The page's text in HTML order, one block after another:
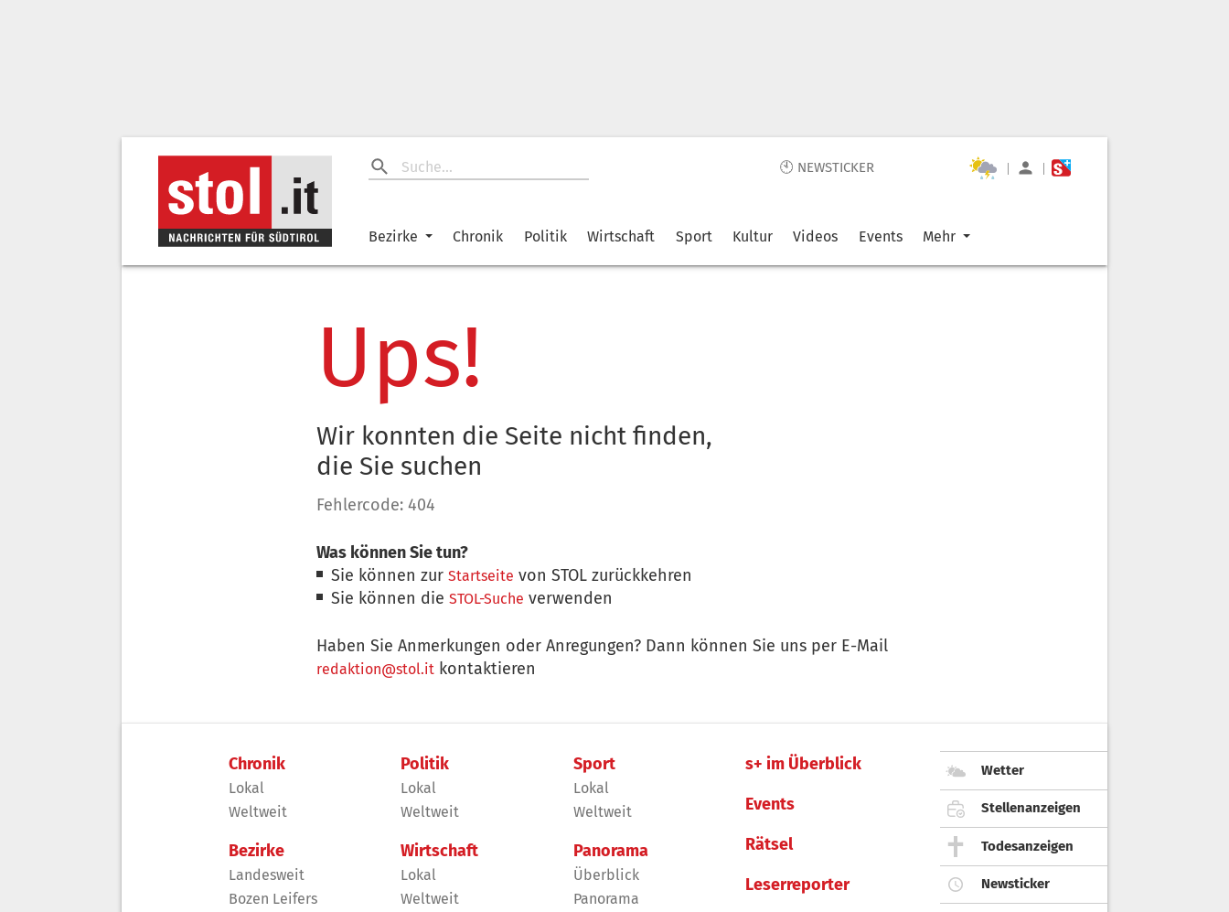
🕙 NEWSTICKER | |
Bezirke Chronik Politik Wirtschaft Sport Kultur Videos Events Mehr
Ups!
Wir konnten die Seite nicht finden,
die Sie suchen
Fehlercode: 404
Was können Sie tun?
Sie können zurStartseite von STOL zurückkehren
Sie können dieSTOL-Suche verwenden
Haben Sie Anmerkungen oder Anregungen? Dann können Sie uns per E-Mail
redaktion@stol.it kontaktieren
Chronik
Lokal
Weltweit
Bezirke
Landesweit
Bozen Leifers
Politik
Lokal
Weltweit
Wirtschaft
Lokal
Weltweit
Sport
Lokal
Weltweit
Panorama
Überblick
Panorama
s+ im Überblick
Events
Rätsel
Leserreporter
Wetter
Stellenanzeigen
Todesanzeigen
Newsticker